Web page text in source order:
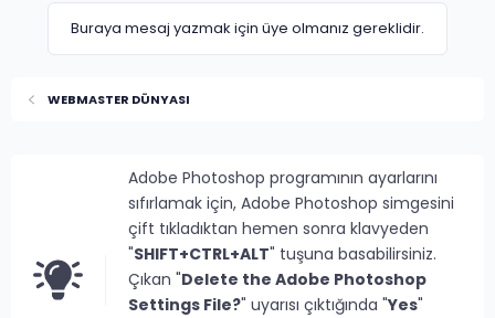
Buraya mesaj yazmak için üye olmanız gereklidir.
WEBMASTER DÜNYASI
Adobe Photoshop programının ayarlarını
sıfırlamak için, Adobe Photoshop simgesini
çift tıkladıktan hemen sonra klavyeden
"SHIFT+CTRL+ALT" tuşuna basabilirsiniz.
Çıkan "Delete the Adobe Photoshop
Settings File?" uyarısı çıktığında "Yes"